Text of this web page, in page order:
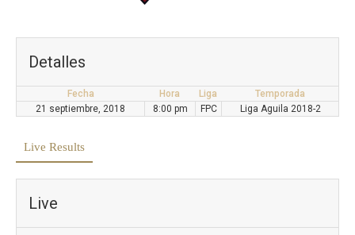
Detalles
Fecha Hora Liga
Temporada
21 septiembre, 2018
8:00 pm FPC Liga Aguila 2018-2
Live Results
Live